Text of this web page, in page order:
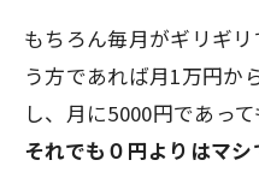
もちろん毎月がギリギ
う方であれば月1万円か
し、月に5000円であって
それでも０円よりはマ